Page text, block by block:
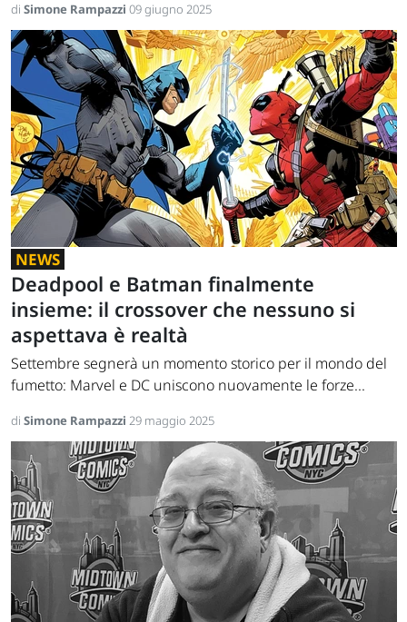
di Simone Rampazzi 09 giugno 2025
NEWS
Deadpool e Batman finalmente
insieme: il crossover che nessuno si
aspettava è realtà
Settembre segnerà un momento storico per il mondo del
fumetto: Marvel e DC uniscono nuovamente le forze...
di Simone Rampazzi 29 maggio 2025